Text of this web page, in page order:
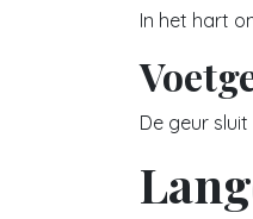
In het hart
De geur